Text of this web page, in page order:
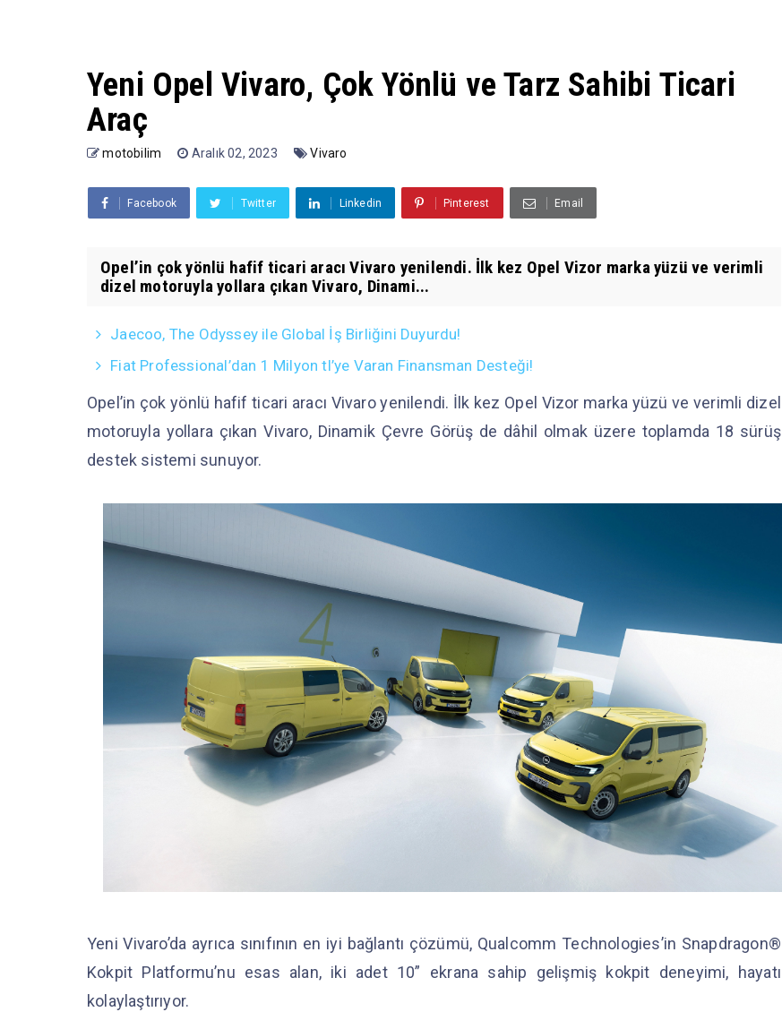
Yeni Opel Vivaro, Çok Yönlü ve Tarz Sahibi Ticari
Araç
motobilim Aralık 02, 2023 Vivaro
Facebook Twitter Linkedin Pinterest Email
Opel’in çok yönlü hafif ticari aracı Vivaro yenilendi. İlk kez Opel Vizor marka yüzü ve verimli
dizel motoruyla yollara çıkan Vivaro, Dinami...
Jaecoo, The Odyssey ile Global İş Birliğini Duyurdu!
Fiat Professional’dan 1 Milyon tl’ye Varan Finansman Desteği!
Opel’in çok yönlü hafif ticari aracı Vivaro yenilendi. İlk kez Opel Vizor marka yüzü ve verimli dizel
motoruyla yollara çıkan Vivaro, Dinamik Çevre Görüş de dâhil olmak üzere toplamda 18 sürüş
destek sistemi sunuyor.
Yeni Vivaro’da ayrıca sınıfının en iyi bağlantı çözümü, Qualcomm Technologies’in Snapdragon®
Kokpit Platformu’nu esas alan, iki adet 10” ekrana sahip gelişmiş kokpit deneyimi, hayatı
kolaylaştırıyor.